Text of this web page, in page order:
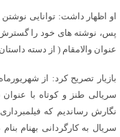
او اظهار داشت: توانایی
پس، نوشته های خود را گسترش
عنوان والامقام ( از دسته داستان های
سریالی طنز و کوتاه با
نگارش رساندیم که